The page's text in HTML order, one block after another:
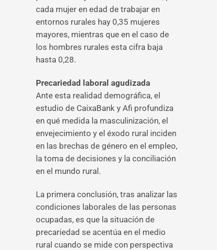
cada mujer en edad de trabajar en
entornos rurales hay 0,35 mujeres
mayores, mientras que en el caso de
los hombres rurales esta cifra baja
hasta 0,28.
Precariedad laboral agudizada
Ante esta realidad demográfica, el
estudio de CaixaBank y Afi profundiza
en qué medida la masculinización, el
envejecimiento y el éxodo rural inciden
en las brechas de género en el empleo,
la toma de decisiones y la conciliación
en el mundo rural.
La primera conclusión, tras analizar las
condiciones laborales de las personas
ocupadas, es que la situación de
precariedad se acentúa en el medio
rural cuando se mide con perspectiva